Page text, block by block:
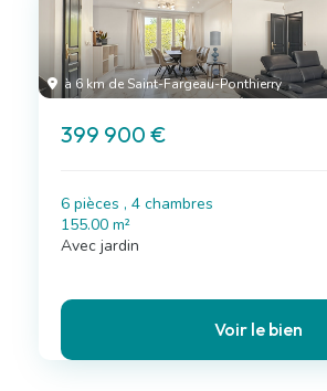
à 6 km de Saint-Fargeau-Ponthierry
399 900 €
6 pièces , 4 chambres
155.00 m²
Avec jardin
Voir le bien